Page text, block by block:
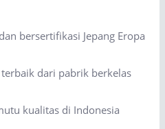
bersertifikasi Jepang Eropa
dari pabrik berkelas
kualitas di Indonesia